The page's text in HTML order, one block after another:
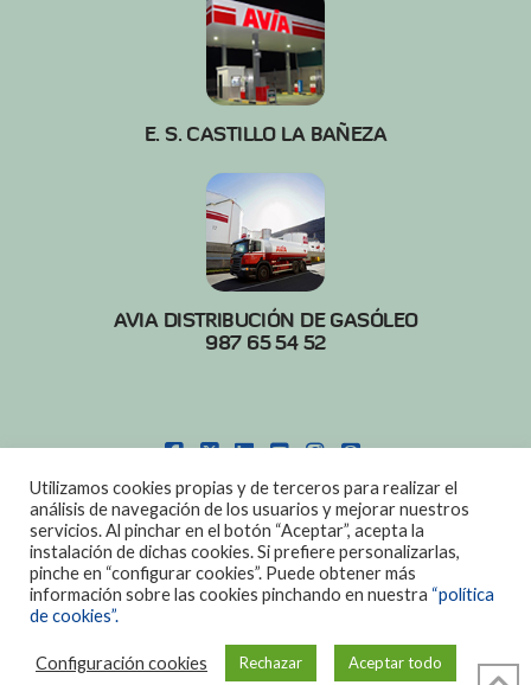
E. S. CASTILLO LA BAÑEZA
AVIA DISTRIBUCIÓN DE GASÓLEO
987 65 54 52
POLITICA DE COOKIES|AVISO LEGAL
DISEÑO: DIAN SISTEMAS
Utilizamos cookies propias y de terceros para realizar el
análisis de navegación de los usuarios y mejorar nuestros
servicios. Al pinchar en el botón “Aceptar”, acepta la
instalación de dichas cookies. Si prefiere personalizarlas,
pinche en “configurar cookies”. Puede obtener más
información sobre las cookies pinchando en nuestra “política
de cookies”.
Configuración cookies Rechazar Aceptar todo